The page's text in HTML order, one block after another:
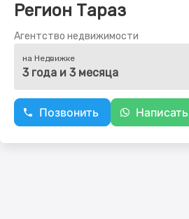
Регион Тараз
Агентство недвижимости
на Недвижке
3 года и 3 месяца
Позвонить Написать